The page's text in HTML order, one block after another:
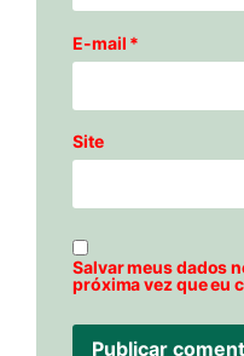
E-mail *
Site
Salvar meus dados
próxima vez que eu